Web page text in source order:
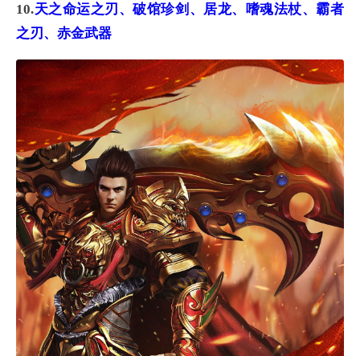
10.天之命运之刃、破馆珍剑、居龙、嗜魂法杖、霸者
之刃、赤金武器